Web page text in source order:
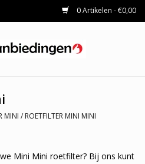
0 Artikelen - €0,00
MINI / ROETFILTER MINI MINI
Mini Mini roetfilter? Bij ons kunt